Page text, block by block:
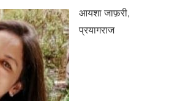
आयशा जाफ़री,
प्रयागराज